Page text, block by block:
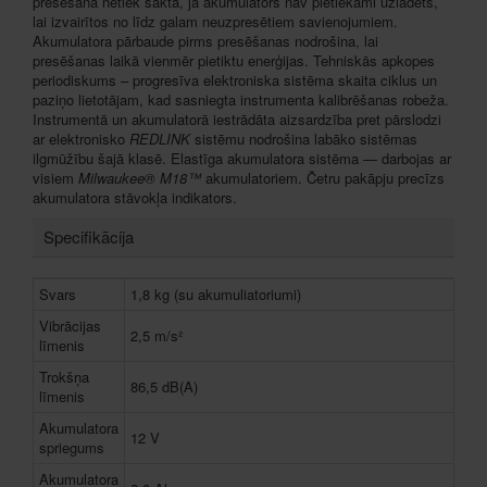
lai izvairītos no līdz galam neuzpresētiem savienojumiem.
Akumulatora pārbaude pirms presēšanas nodrošina, lai
presēšanas laikā vienmēr pietiktu enerģijas. Tehniskās apkopes
periodiskums – progresīva elektroniska sistēma skaita ciklus un
paziņo lietotājam, kad sasniegta instrumenta kalibrēšanas robeža.
Instrumentā un akumulatorā iestrādāta aizsardzība pret pārslodzi
ar elektronisko REDLINK sistēmu nodrošina labāko sistēmas
ilgmūžību šajā klasē. Elastīga akumulatora sistēma — darbojas ar
visiem Milwaukee® M18™ akumulatoriem. Četru pakāpju precīzs
akumulatora stāvokļa indikators.
Specifikācija
Svars
1,8 kg (su akumuliatoriumi)
Vibrācijas
līmenis
2,5 m/s²
Trokšņa
līmenis
86,5 dB(A)
Akumulatora
spriegums
12 V
Akumulatora